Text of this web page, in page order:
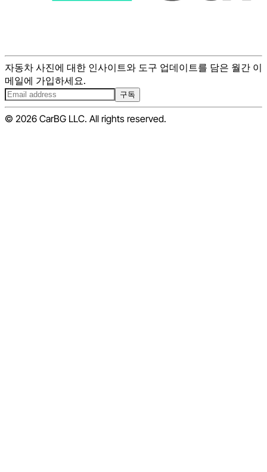
자동차 사진에 대한 인사이트와 도구 업데이트를 담은 월간 이
메일에 가입하세요.
구독
© 2026 CarBG LLC. All rights reserved.